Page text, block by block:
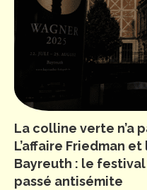
La colline verte n’a
L’affaire Friedman
Bayreuth : le
passé antisémite